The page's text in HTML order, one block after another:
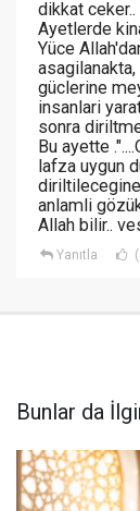
dikkat ceker..
Ayetlerde
Yüce
güclerine
insanlari
sonra
Bu ayette
lafza uygun
anlamli
Allah bilir..
Yanıtla
Bunlar da